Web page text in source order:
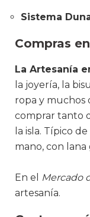
Sistema
Compras
La Artesanía
la joyería, la
ropa y muchos
comprar tanto
la isla. Típico
mano, con
En el Mercado
artesanía.